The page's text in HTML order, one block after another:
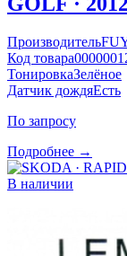
Производитель
Код товара
ТонировкаЗелёное
Датчик дождяЕсть
По запросу
Подробнее →
В наличии